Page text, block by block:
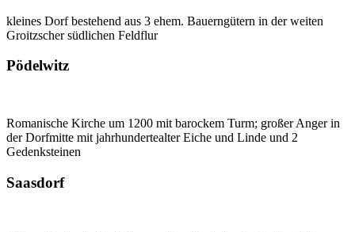
kleines Dorf bestehend aus 3 ehem. Bauerngütern in der weiten
Groitzscher südlichen Feldflur
Pödelwitz
Romanische Kirche um 1200 mit barockem Turm; großer Anger in
der Dorfmitte mit jahrhundertealter Eiche und Linde und 2
Gedenksteinen
Saasdorf